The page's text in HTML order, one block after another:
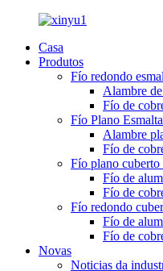
Casa
Produtos
Fío redondo
Alambre
Fío de
Fío Plano
Alambre
Fío de
Fío plano cuberto
Fío de
Fío de
Fío redondo
Fío de
Fío de
Novas
Noticias da